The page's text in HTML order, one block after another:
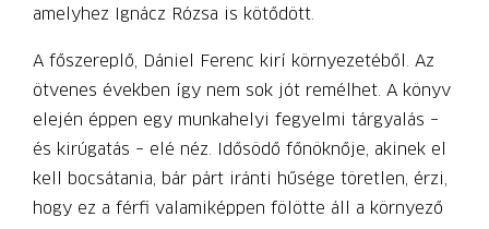
amelyhez Ignácz Rózsa is kötődött.
A főszereplő, Dániel Ferenc kirí környezetéből. Az
ötvenes években így nem sok jót remélhet. A könyv
elején éppen egy munkahelyi fegyelmi tárgyalás –
és kirúgatás – elé néz. Idősödő főnöknője, akinek el
kell bocsátania, bár párt iránti hűsége töretlen, érzi,
hogy ez a férfi valamiképpen fölötte áll a környező